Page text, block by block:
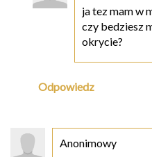
ja tez mam w
czy bedziesz
okrycie?
Odpowiedz
Anonimowy